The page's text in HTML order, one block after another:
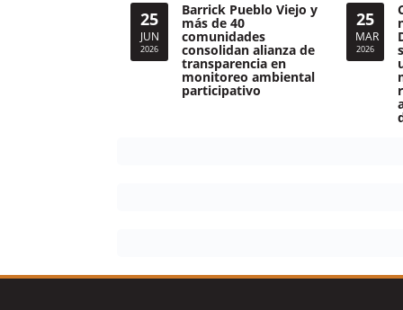
25
JUN
2026
Barrick Pueblo Viejo y
más de 40
comunidades
consolidan alianza de
transparencia en
monitoreo ambiental
participativo
25
MAR
2026